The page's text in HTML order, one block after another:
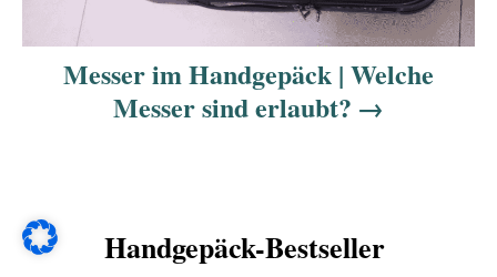
a
n
Messer im Handgepäck | Welche
Messer sind erlaubt?
Handgepäck-Bestseller